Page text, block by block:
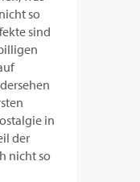
so
sind
in
der
nicht so